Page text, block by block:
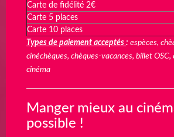
Carte de fidélité 2€
Carte 5 places
Carte 10 places
Types de paiement acceptés : espèces,
cinéchèques, chèques-vacances, billet
cinéma
Manger mieux au
possible !